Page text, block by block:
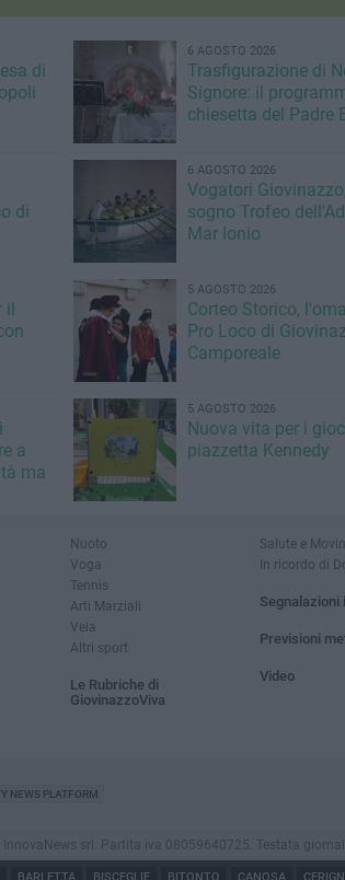
di
6 AGOSTO 2026
Trasfigurazione di
Signore: il
chiesetta del Padre
di
6 AGOSTO 2026
Vogatori
sogno Trofeo
Mar Ionio
5 AGOSTO 2026
Corteo Storico,
Pro Loco di
Camporeale
a
ma
5 AGOSTO 2026
Nuova vita per i
piazzetta Kennedy
Nuoto
Voga
Tennis
Arti Marziali
Vela
Altri sport
Le Rubriche di
GiovinazzoViva
Salute e
In ricordo di
Segnalazioni
Previsioni
Video
NEWS PLATFORM
srl. Partita iva 08059640725. Testata